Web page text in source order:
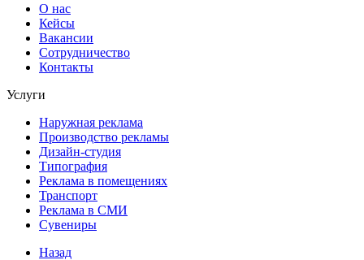
О нас
Кейсы
Вакансии
Сотрудничество
Контакты
Услуги
Наружная реклама
Производство рекламы
Дизайн-студия
Типография
Реклама в помещениях
Транспорт
Реклама в СМИ
Сувениры
Назад